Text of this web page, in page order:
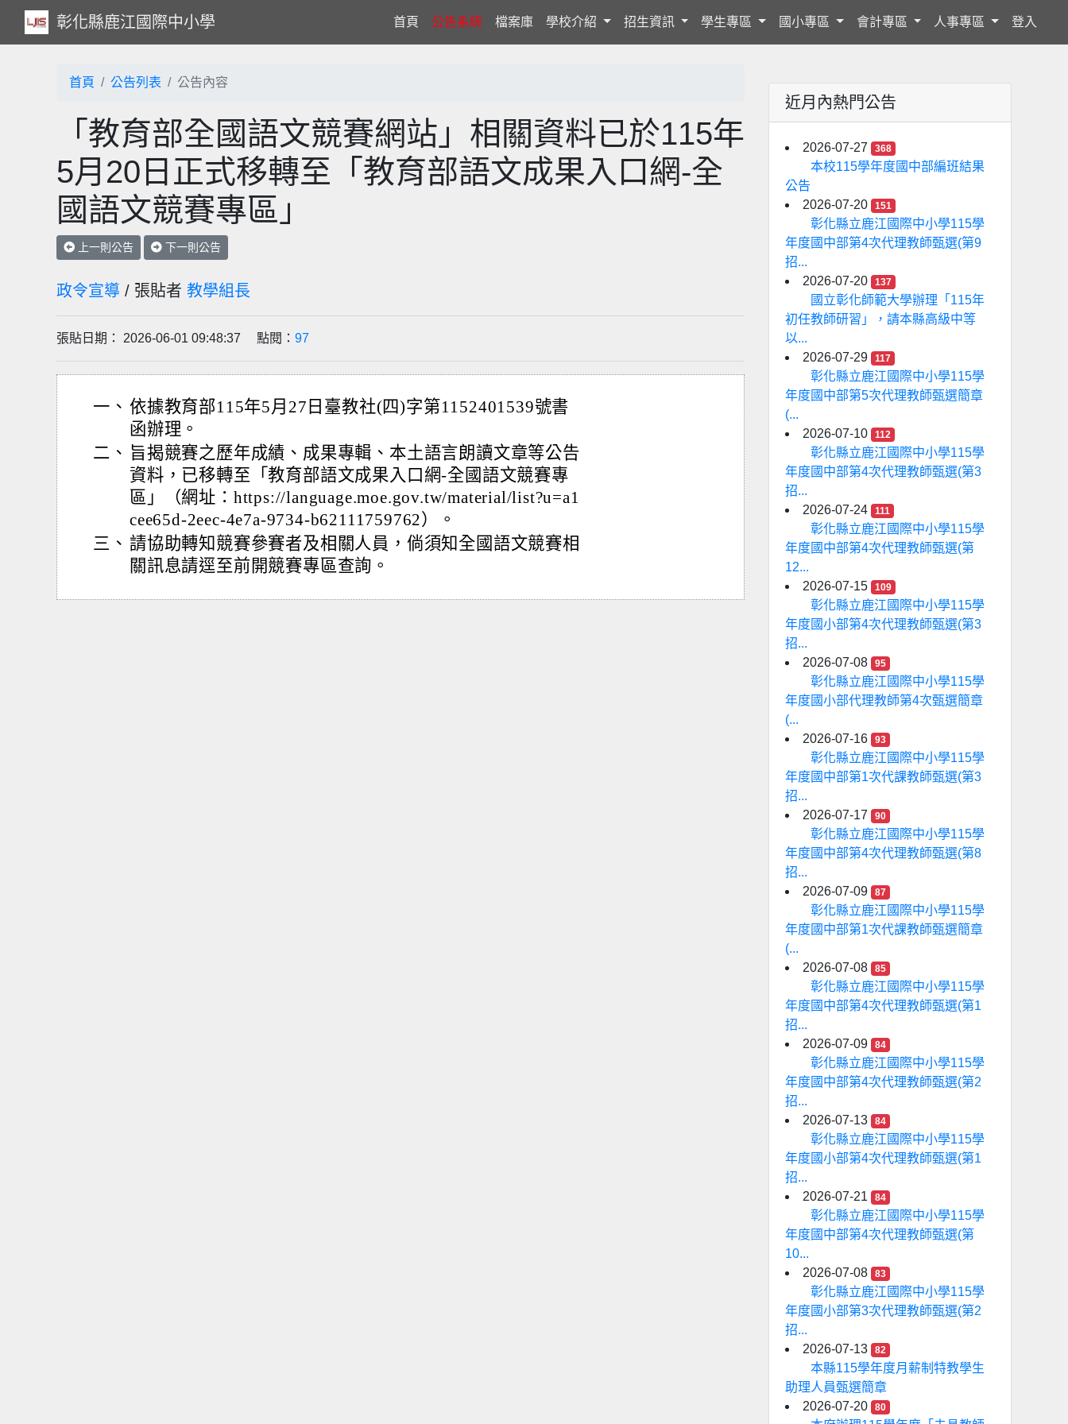
彰化縣鹿江國際中小學 首頁(current)
公告系統 檔案庫 學校介紹 招生資訊 學生專區 國小專區 會計專區 人事專區 登入
首頁 公告列表 公告內容
「教育部全國語文競賽網站」相關資料已於115年
5月20日正式移轉至「教育部語文成果入口網-全
國語文競賽專區」
上一則公告 下一則公告
政令宣導 / 張貼者 教學組長
張貼日期： 2026-06-01 09:48:37 點閱： 97
一、 依據教育部115年5月27日臺教社(四)字第1152401539號書
函辦理。
二、 旨揭競賽之歷年成績、成果專輯、本土語言朗讀文章等公告
資料，已移轉至「教育部語文成果入口網-全國語文競賽專
區」（網址：https://language.moe.gov.tw/material/list?u=a1
cee65d-2eec-4e7a-9734-b62111759762）。
三、 請協助轉知競賽參賽者及相關人員，倘須知全國語文競賽相
關訊息請逕至前開競賽專區查詢。
近月內熱門公告
2026-07-27 368
本校115學年度國中部編班結果
公告
2026-07-20
151
彰化縣立鹿江國際中小學115學
年度國中部第4次代理教師甄選(第9
招...
2026-07-20
137
國立彰化師範大學辦理「115年
初任教師研習」，請本縣高級中等
以...
2026-07-29
117
彰化縣立鹿江國際中小學115學
年度國中部第5次代理教師甄選簡章
(...
2026-07-10
112
彰化縣立鹿江國際中小學115學
年度國中部第4次代理教師甄選(第3
招...
2026-07-24
111
彰化縣立鹿江國際中小學115學
年度國中部第4次代理教師甄選(第
12...
2026-07-15
109
彰化縣立鹿江國際中小學115學
年度國小部第4次代理教師甄選(第3
招...
2026-07-08
95
彰化縣立鹿江國際中小學115學
年度國小部代理教師第4次甄選簡章
(...
2026-07-16
93
彰化縣立鹿江國際中小學115學
年度國中部第1次代課教師甄選(第3
招...
2026-07-17
90
彰化縣立鹿江國際中小學115學
年度國中部第4次代理教師甄選(第8
招...
2026-07-09
87
彰化縣立鹿江國際中小學115學
年度國中部第1次代課教師甄選簡章
(...
2026-07-08
85
彰化縣立鹿江國際中小學115學
年度國中部第4次代理教師甄選(第1
招...
2026-07-09
84
彰化縣立鹿江國際中小學115學
年度國中部第4次代理教師甄選(第2
招...
2026-07-13
84
彰化縣立鹿江國際中小學115學
年度國小部第4次代理教師甄選(第1
招...
2026-07-21
84
彰化縣立鹿江國際中小學115學
年度國中部第4次代理教師甄選(第
10...
2026-07-08
83
彰化縣立鹿江國際中小學115學
年度國小部第3次代理教師甄選(第2
招...
2026-07-13
82
本縣115學年度月薪制特教學生
助理人員甄選簡章
2026-07-20
80